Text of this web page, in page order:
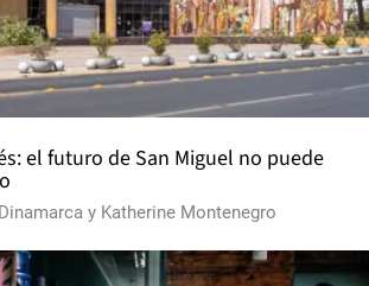
el futuro de San Miguel no puede
y Katherine Montenegro